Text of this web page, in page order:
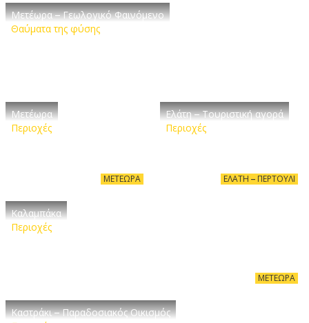
Μετέωρα – Γεωλογικό Φαινόμενο
Θαύματα της φύσης
Μετέωρα
Περιοχές
ΜΕΤΈΩΡΑ
Καλαμπάκα
Περιοχές
ΜΕΤΈΩΡΑ
Καστράκι – Παραδοσιακός Οικισμός
Ελάτη – Τουριστική αγορά
Περιοχές
ΕΛΆΤΗ – ΠΕΡΤΟΎΛΙ